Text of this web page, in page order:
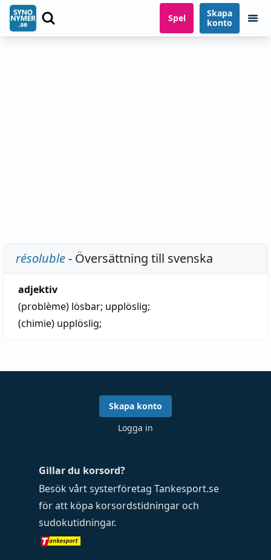
Spel
Skapa
konto
résoluble- Översättning till svenska
adjektiv
(problème) lösbar; upplöslig;
(chimie) upplöslig;
Gillar du korsord?
Besök vårt systerföretag Tankesport.se
för att köpa korsordstidningar och
sudokutidningar.
Skapa konto
Logga in